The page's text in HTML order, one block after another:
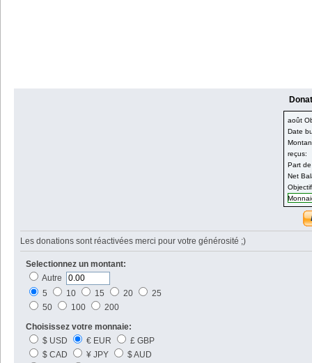
août
Date
reçus:
Part
Net
Les donations sont réactivées merci pour votre générosité ;)
Selectionnez un montant:
Autre
5
10 15 20
25
50
100 200
Choisissez votre monnaie:
$ USD
€ EUR
£ GBP
$ CAD
¥ JPY
$ AUD